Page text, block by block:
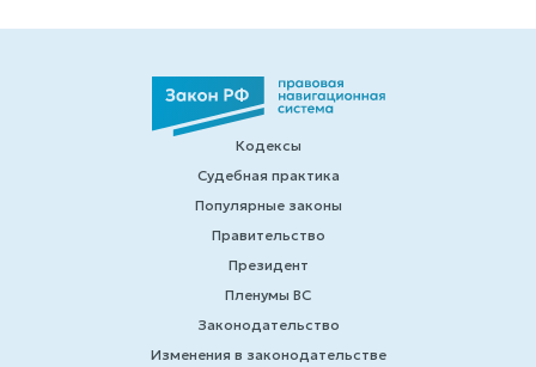
Кодексы
Судебная практика
Популярные законы
Правительство
Президент
Пленумы ВС
Законодательство
Изменения в законодательстве